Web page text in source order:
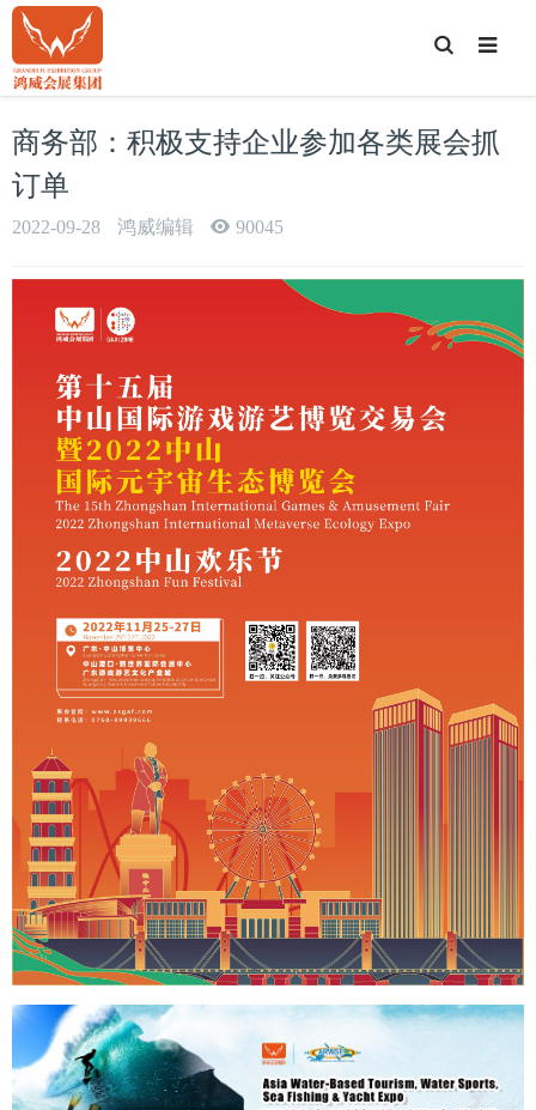
T
o
g
e
S
e
商务部：积极支持企业参加各类展会抓
订单
2022-09-28 鸿威编辑 90045